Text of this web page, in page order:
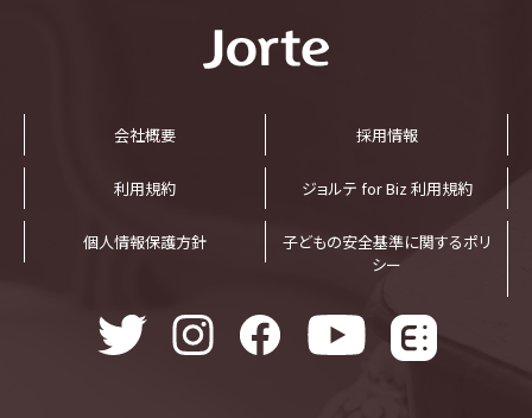
会社概要 採⽤情報
利⽤規約 ジョルテ for Biz 利⽤規約
個⼈情報保護⽅針
子どもの安全基準に関するポリ
シー